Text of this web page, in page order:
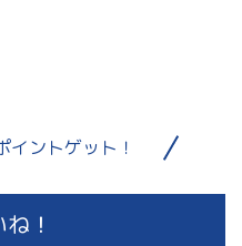
イントゲット！
！